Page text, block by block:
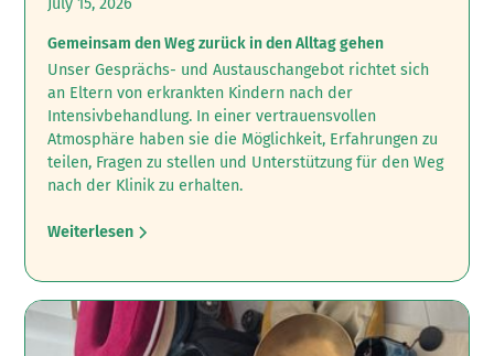
Gemeinsam den Weg zurück in den Alltag gehen
Unser Gesprächs- und Austauschangebot richtet sich
an Eltern von erkrankten Kindern nach der
Intensivbehandlung.‍ In einer vertrauensvollen
Atmosphäre haben sie die Möglichkeit, Erfahrungen zu
teilen, Fragen zu stellen und Unterstützung für den Weg
nach der Klinik zu erhalten.
Weiterlesen